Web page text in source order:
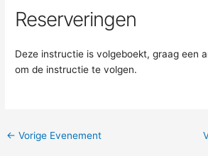
Reserveringen
Deze instructie is volgeboekt, graag een
om de instructie te volgen.
← Vorige Evenement